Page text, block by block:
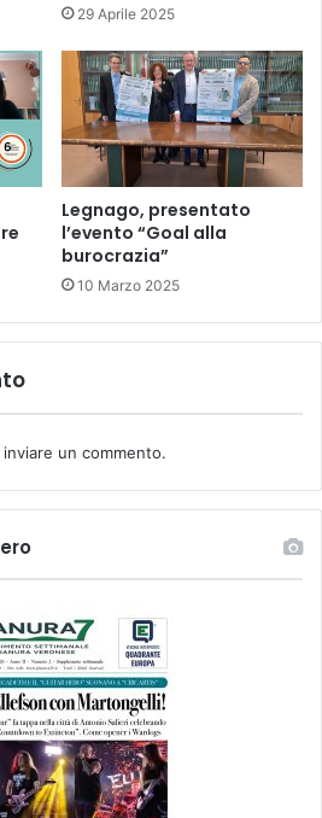
29 Aprile 2025
Legnago, presentato
l’evento “Goal alla
burocrazia”
10 Marzo 2025
inviare un commento.